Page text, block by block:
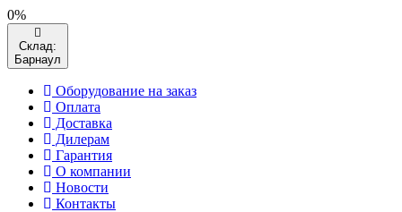
0%
Склад:
Барнаул
Оборудование на заказ
Оплата
Доставка
Дилерам
Гарантия
О компании
Новости
Контакты